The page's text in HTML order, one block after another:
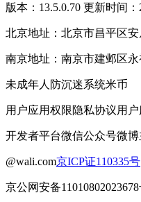
版本：13.5.0.70 更新时间：
北京地址：北京市昌平区
南京地址：南京市建邺区
未成年人防沉迷系统米币
用户应用权限隐私协议用
开发者平台微信公众号微
@wali.com京ICP证110335号
京公网安备